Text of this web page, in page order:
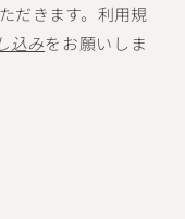
だきます。利用規
込みをお願いしま